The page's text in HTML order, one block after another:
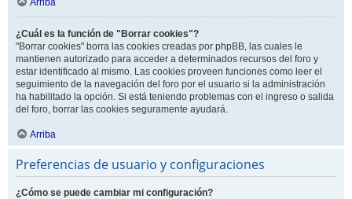
Arriba
¿Cuál es la función de "Borrar cookies"?
"Borrar cookies" borra las cookies creadas por phpBB, las cuales le
mantienen autorizado para acceder a determinados recursos del foro y
estar identificado al mismo. Las cookies proveen funciones como leer el
seguimiento de la navegación del foro por el usuario si la administración
ha habilitado la opción. Si está teniendo problemas con el ingreso o salida
del foro, borrar las cookies seguramente ayudará.
Arriba
Preferencias de usuario y configuraciones
¿Cómo se puede cambiar mi configuración?